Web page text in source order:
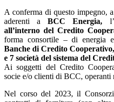
A conferma di questo impegno,
aderenti aBCC Energia,
all’interno del Credito
forma consortile – di energia
Banche di Credito
e 7 società del sistema del
Ai soggetti del Credito
socie e/o clienti di BCC, operanti
Nel corso del 2023, il